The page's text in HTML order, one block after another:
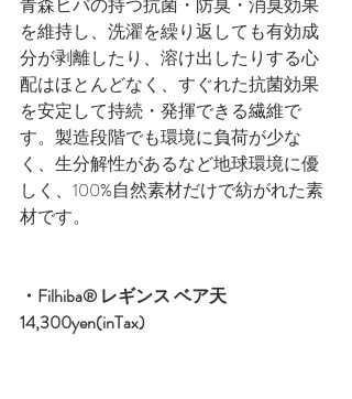
を維持し、洗濯を繰り返しても有効成
分が剥離したり、溶け出したりする心
配はほとんどなく、すぐれた抗菌効果
を安定して持続・発揮できる繊維で
す。製造段階でも環境に負荷が少な
く、生分解性があるなど地球環境に優
しく、100%自然素材だけで紡がれた素
材です。
・Filhiba® レギンス ベア天
14,300yen(inTax)